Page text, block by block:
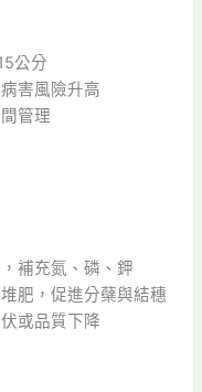
公分
害風險升高
管理
補充氮、磷、鉀
肥，促進分蘗與結穗
或品質下降